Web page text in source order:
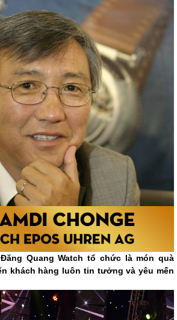
Quang Watch tổ chức là món quà
khách hàng luôn tin tưởng và yêu mến